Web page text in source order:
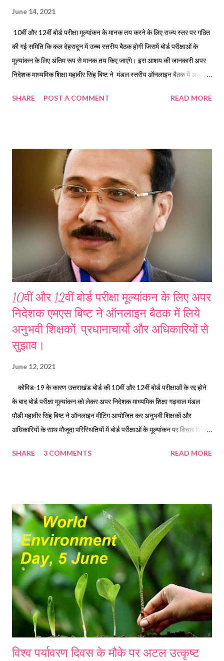
June 14, 2021
10वीं और 12वीं बोर्ड परीक्षा मूल्यांकन के मानक तय करने के लिए राज्य स्तर पर गठित
की गई समिति कि कल देहरादून में उच्च स्तरीय बैठक होगी जिसमें बोर्ड परीक्षाओं के
मूल्यांकन के लिए अंतिम रूप से मानक तय किए जाएंगे। इस आशय की जानकारी अपर
निदेशक माध्यमिक शिक्षा महावीर सिंह बिष्ट ने मंडल स्तरीय ऑनलाइन बैठक में अनुभवी
है। बैठक में उत्तराखंड विद्यालय शिक्षा परिषद के अपर सचिव बृजमोहन सिंह रावत ने
सुझाव लेने के लिए ऑनलाइन बैठक आयोजित की थी। आज एक बार फिर बैठक
आयोजित करते हुए उन्होंने कहा कि कोरोना महामारी के कारण देश भर के शिक्षा परिषदों
के साथ ही उत्तराखंड में भी बोर्ड परीक्षाएं रद्द करनी पड़ी और अब विद्यार्थियों का विभिन्न
मानकों पर आधारित मूल्यांकन किया जाना है...
SHARE POST A COMMENT READ MORE
10वीं और 12वीं बोर्ड परीक्षा मूल्यांकन के लिए अपर
निदेशक एमएस बिष्ट ने ऑनलाइन बैठक में लिये
अनुभवी शिक्षकों, प्रधानाचार्यो और अधिकारियों से
सुझाव।
June 12, 2021
कोविड-19 के कारण उत्तराखंड बोर्ड की 10वीं और 12वीं बोर्ड परीक्षाओं के रद्द होने
के बाद बोर्ड परीक्षा मूल्यांकन को लेकर अपर निदेशक माध्यमिक शिक्षा गढ़वाल मंडल
पौड़ी महावीर सिंह बिष्ट ने ऑनलाइन मीटिंग आयोजित कर अनुभवी शिक्षकों और
अधिकारियों के साथ मौजूदा परिस्थितियों में बोर्ड परीक्षाओं के मूल्यांकन पर विचार विमर्श
विस्वसनीयता का भी ध्यान रखा जाना है इसलिए परीक्षाफल तैयार करने के लियी पारदर्शी
और 12वीं बोर्ड परीक्षार्थियों के मूल्यांकन के लिए माध्यमिक शिक्षा विभाग के अंतर्गत एक
समिति का गठन किया है। समिति को मूल्यांकन के लिए सीबीएससी व आईसीएसई सहित
अन्य शिक्षा परिषद के सम्यक मापदंडों को ध्यान में रखते हुए मानक तैयार कर 10 दिन के
अंतर्गत अप...
SHARE 3 COMMENTS READ MORE
विश्व पर्यावरण दिवस के मौके पर अटल उत्कृष्ट